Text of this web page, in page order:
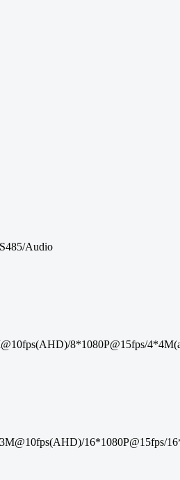
Audio
8*1080P@15fps/
16*1080P@15fps/